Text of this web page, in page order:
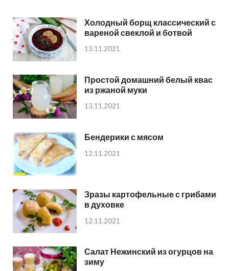
Холодный борщ классический с
вареной свеклой и ботвой
13.11.2021
Простой домашний белый квас
из ржаной муки
13.11.2021
Бендерики с мясом
12.11.2021
Зразы картофельные с грибами
в духовке
12.11.2021
Салат Нежинский из огурцов на
зиму